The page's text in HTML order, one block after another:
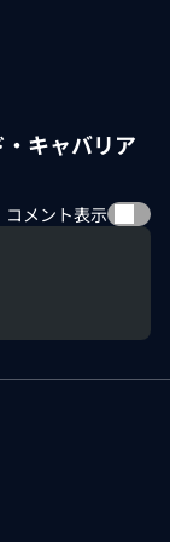
キャバリア
コメント表示